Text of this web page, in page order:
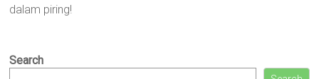
dalam piring!
Search